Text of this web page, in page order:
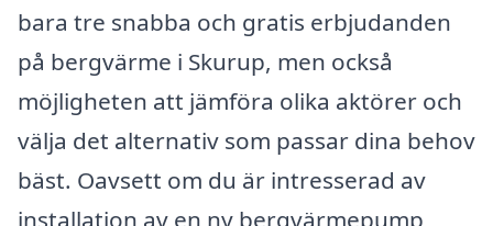
bara tre snabba och gratis erbjudanden
på bergvärme i Skurup, men också
möjligheten att jämföra olika aktörer och
välja det alternativ som passar dina behov
bäst. Oavsett om du är intresserad av